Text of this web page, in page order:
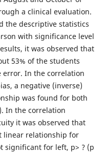
a clinical evaluation.
the descriptive statistics
with significance level
it was observed that
53% of the students
error. In the correlation
a negative (inverse)
was found for both
In the correlation
it was observed that
linear relationship for
significant for left, p> ? (p